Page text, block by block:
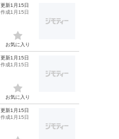
更新1月15日
作成1月15日
お気に入り
更新1月15日
作成1月15日
お気に入り
更新1月15日
作成1月15日